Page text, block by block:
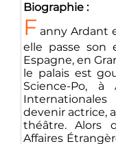
Biographie :
F anny Ardant
elle passe son
Espagne, en
le palais est
Science-Po,
devenir actrice,
théâtre. Alors
Affaires